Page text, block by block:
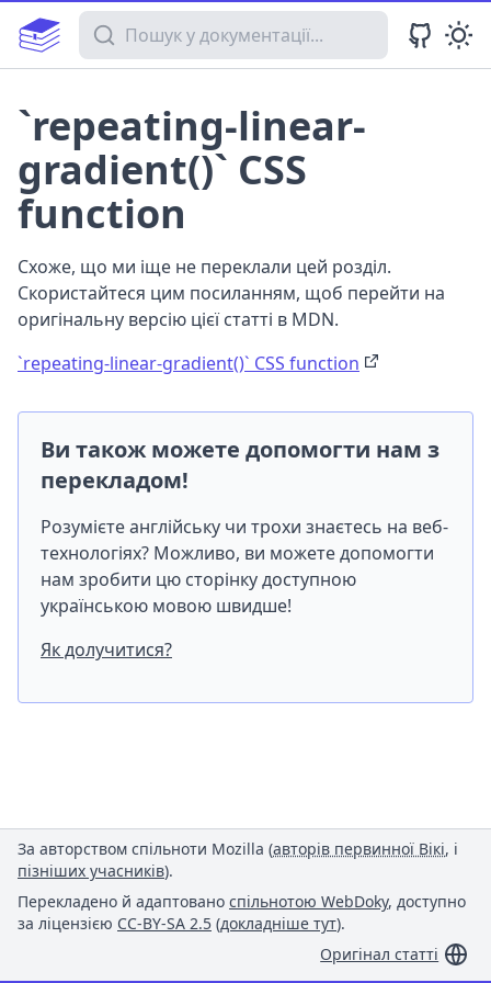
Пошук у документації
`repeating-linear-
gradient()` CSS
function
Схоже, що ми іще не переклали цей розділ.
Скористайтеся цим посиланням, щоб перейти на
оригінальну версію цієї статті в MDN.
`repeating-linear-gradient()` CSS function
Ви також можете допомогти нам з
перекладом!
Розумієте англійську чи трохи знаєтесь на веб-
технологіях? Можливо, ви можете допомогти
нам зробити цю сторінку доступною
українською мовою швидше!
Як долучитися?
За авторством спільноти Mozilla (авторів первинної Вікі, і
пізніших учасників).
Перекладено й адаптовано спільнотою WebDoky, доступно
за ліцензією CC-BY-SA 2.5 (докладніше тут).
Оригінал статті